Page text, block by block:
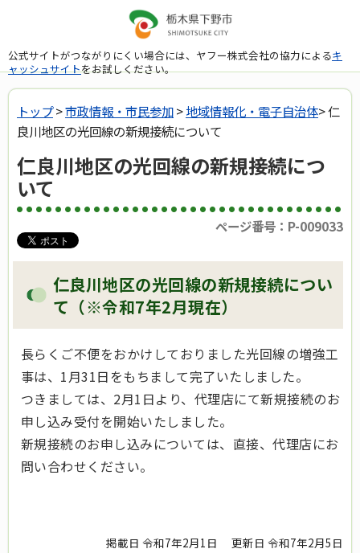
公式サイトがつながりにくい場合には、ヤフー株式会社の協力によるキ
ャッシュサイトをお試しください。
トップ>市政情報・市民参加>地域情報化・電子自治体> 仁
良川地区の光回線の新規接続について
仁良川地区の光回線の新規接続につ
いて
ページ番号：P-009033
仁良川地区の光回線の新規接続につい
て（※令和7年2月現在）
長らくご不便をおかけしておりました光回線の増強工
事は、1月31日をもちまして完了いたしました。
つきましては、2月1日より、代理店にて新規接続のお
申し込み受付を開始いたしました。
新規接続のお申し込みについては、直接、代理店にお
問い合わせください。
掲載日 令和7年2月1日 更新日 令和7年2月5日